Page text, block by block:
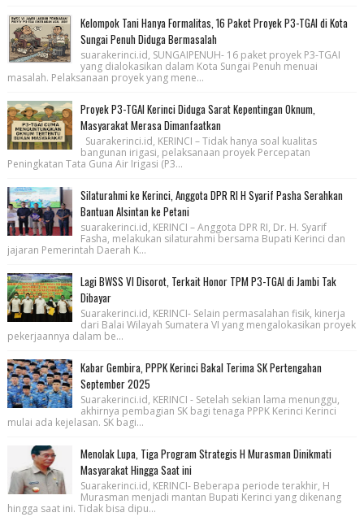
Kelompok Tani Hanya Formalitas, 16 Paket Proyek P3-TGAI di Kota
Sungai Penuh Diduga Bermasalah
suarakerinci.id, SUNGAIPENUH- 16 paket proyek P3-TGAI
yang dialokasikan dalam Kota Sungai Penuh menuai
masalah. Pelaksanaan proyek yang mene...
Proyek P3-TGAI Kerinci Diduga Sarat Kepentingan Oknum,
Masyarakat Merasa Dimanfaatkan
Suarakerinci.id, KERINCI – Tidak hanya soal kualitas
bangunan irigasi, pelaksanaan proyek Percepatan
Peningkatan Tata Guna Air Irigasi (P3...
Silaturahmi ke Kerinci, Anggota DPR RI H Syarif Pasha Serahkan
Bantuan Alsintan ke Petani
suarakerinci.id, KERINCI – Anggota DPR RI, Dr. H. Syarif
Fasha, melakukan silaturahmi bersama Bupati Kerinci dan
jajaran Pemerintah Daerah K...
Lagi BWSS VI Disorot, Terkait Honor TPM P3-TGAI di Jambi Tak
Dibayar
Suarakerinci.id, KERINCI- Selain permasalahan fisik, kinerja
dari Balai Wilayah Sumatera VI yang mengalokasikan proyek
pekerjaannya dalam be...
Kabar Gembira, PPPK Kerinci Bakal Terima SK Pertengahan
September 2025
Suarakerinci.id, KERINCI - Setelah sekian lama menunggu,
akhirnya pembagian SK bagi tenaga PPPK Kerinci Kerinci
mulai ada kejelasan. SK bagi...
Menolak Lupa, Tiga Program Strategis H Murasman Dinikmati
Masyarakat Hingga Saat ini
Suarakerinci.id, KERINCI- Beberapa periode terakhir, H
Murasman menjadi mantan Bupati Kerinci yang dikenang
hingga saat ini. Tidak bisa dipu...